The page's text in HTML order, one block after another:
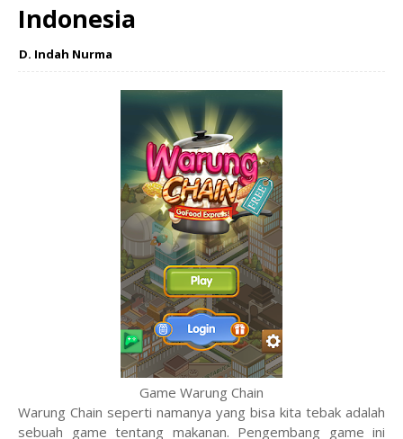
Indonesia
D. Indah Nurma
Game Warung Chain
Warung Chain seperti namanya yang bisa kita tebak adalah
sebuah game tentang makanan. Pengembang game ini